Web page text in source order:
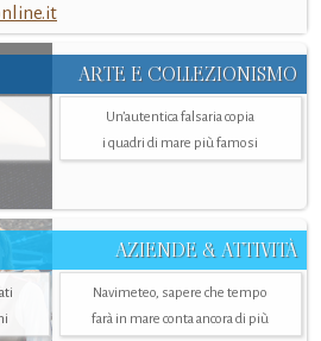
ARTE E COLLEZIONISMO
Un’autentica falsaria copia
i quadri di mare più famosi
AZIENDE & ATTIVITÀ
Navimeteo, sapere che tempo
farà in mare conta ancora di più